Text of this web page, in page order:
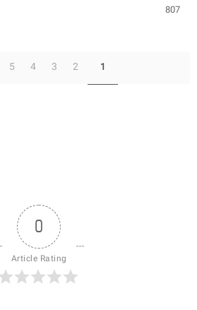
807
1
2
3
4
5
0
Article Rating